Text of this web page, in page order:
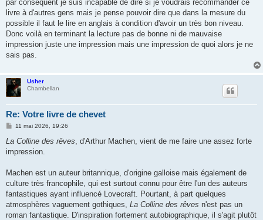
par conséquent je suis incapable de dire si je voudrais recommander ce
livre à d'autres gens mais je pense pouvoir dire que dans la mesure du
possible il faut le lire en anglais à condition d'avoir un très bon niveau.
Donc voilà en terminant la lecture pas de bonne ni de mauvaise
impression juste une impression mais une impression de quoi alors je ne
sais pas.
Usher
Chambellan
Re: Votre livre de chevet
M
s
a
11 mai 2026, 19:26
La Colline des rêves , d'Arthur Machen, vient de me faire une assez forte
impression.
Machen est un auteur britannique, d'origine galloise mais également de
culture très francophile, qui est surtout connu pour être l'un des auteurs
fantastiques ayant influencé Lovecraft. Pourtant, à part quelques
atmosphères vaguement gothiques, La Colline des rêves n'est pas un
roman fantastique. D'inspiration fortement autobiographique, il s'agit plutôt